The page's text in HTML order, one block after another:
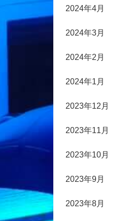
2024年4月
2024年3月
2024年2月
2024年1月
2023年12月
2023年11月
2023年10月
2023年9月
2023年8月